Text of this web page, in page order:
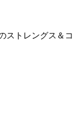
ストレングス＆コ